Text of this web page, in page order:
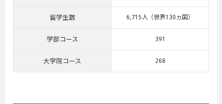
留学生数 6,715人（世界130ヵ国）
学部コース 391
大学院コース 268